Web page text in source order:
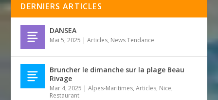
DERNIERS ARTICLES
DANSEA
Mai 5, 2025 |Articles, News Tendance
Bruncher le dimanche sur la plage Beau
Rivage
Mar 4, 2025 |Alpes-Maritimes,Articles, Nice,
Restaurant